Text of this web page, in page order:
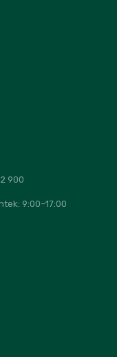
900
9:00–17:00